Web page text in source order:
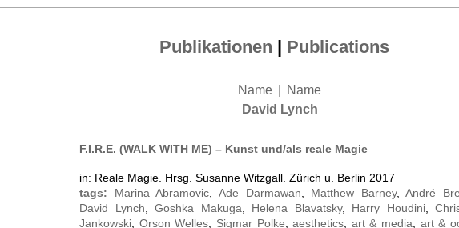
Publikationen Publications
Name
Name
David Lynch
F.I.R.E. (WALK WITH ME) – Kunst und/als reale Magie
in: Reale Magie. Hrsg. Susanne Witzgall. Zürich u. Berlin 2017
tags: Marina Abramovic Ade Darmawan Matthew Barney,André
David Lynch
Goshka Makuga Helena Blavatsky, Harry Houdini,
Jankowski
Orson Welles Sigmar Polke ,aesthetics art & media
art &